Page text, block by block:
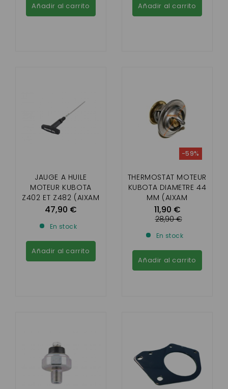
Añadir al carrito Añadir al carrito
JAUGE A HUILE
MOTEUR KUBOTA
Z402 ET Z482 (AIXAM
ET MINAUTO)
47,90 €
En stock
Añadir al carrito
THERMOSTAT MOTEUR
KUBOTA DIAMETRE 44
MM (AIXAM
11,90 €
-59%
28,90 €
En stock
Añadir al carrito